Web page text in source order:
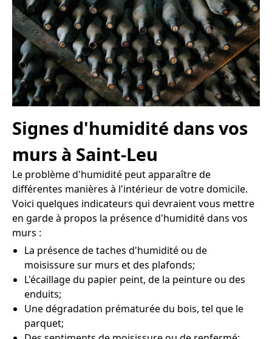
Signes d'humidité dans vos
murs à Saint-Leu
Le problème d'humidité peut apparaître de
différentes manières à l'intérieur de votre domicile.
Voici quelques indicateurs qui devraient vous mettre
en garde à propos la présence d'humidité dans vos
murs :
La présence de taches d'humidité ou de
moisissure sur murs et des plafonds;
L'écaillage du papier peint, de la peinture ou des
enduits;
Une dégradation prématurée du bois, tel que le
parquet;